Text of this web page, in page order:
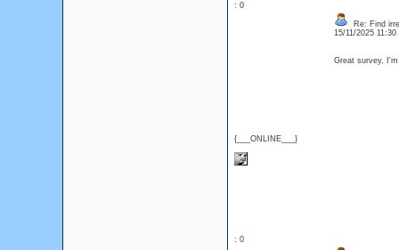
: 0
{___ONLINE___}
Re: Find
15/11/2025 11:30
Great survey,
: 0